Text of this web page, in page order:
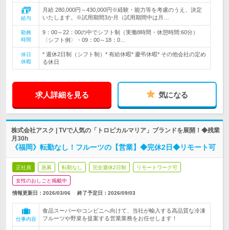
給与
月給 280,000円～430,000円※経験・能力等を考慮のうえ、決定
いたします。※試用期間3か月（試用期間中は月…
勤務
時間
9：00～22：00の中でシフト制（実働8時間・休憩時間:60分）
〈シフト例〉・09：00～18：0…
休日
休暇
* 週休2日制（シフト制）* 有給休暇* 慶弔休暇* その他会社の定め
る休日
求人詳細を見る 気になる
株式会社アスク | TVで人気の「トロピカルマリア」ブランドを展開！◆残業
月30h
《福岡》転勤なし！フルーツの【営業】◆完休2日◆リモート可
正社員 急募 転勤なし 完全週休2日制 リモートワーク可
女性のおしごと掲載中
情報更新日：2026/03/06 終了予定日： 2026/09/03
仕事内容
食品スーパーやコンビニへ向けて、当社が輸入する高品質な冷凍
フルーツや野菜を提案する営業業務をお任せします！